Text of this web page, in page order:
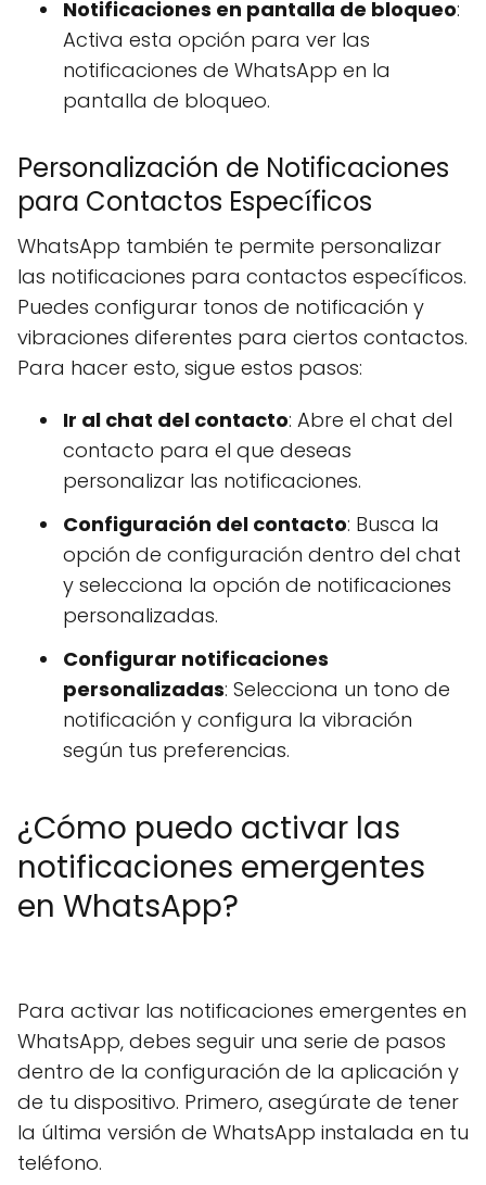
Notificaciones en pantalla de bloqueo:
Activa esta opción para ver las
notificaciones de WhatsApp en la
pantalla de bloqueo.
Personalización de Notificaciones
para Contactos Específicos
WhatsApp también te permite personalizar
las notificaciones para contactos específicos.
Puedes configurar tonos de notificación y
vibraciones diferentes para ciertos contactos.
Para hacer esto, sigue estos pasos:
Ir al chat del contacto: Abre el chat del
contacto para el que deseas
personalizar las notificaciones.
Configuración del contacto: Busca la
opción de configuración dentro del chat
y selecciona la opción de notificaciones
personalizadas.
Configurar notificaciones
personalizadas: Selecciona un tono de
notificación y configura la vibración
según tus preferencias.
¿Cómo puedo activar las
notificaciones emergentes
en WhatsApp?
Para activar las notificaciones emergentes en
WhatsApp, debes seguir una serie de pasos
dentro de la configuración de la aplicación y
de tu dispositivo. Primero, asegúrate de tener
la última versión de WhatsApp instalada en tu
teléfono.